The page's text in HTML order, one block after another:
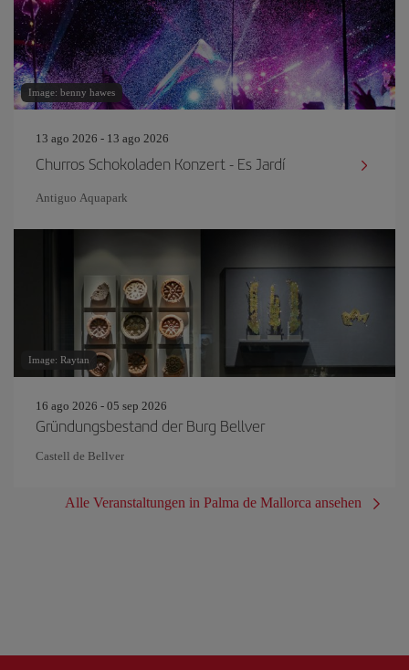
Image: benny hawes
13 ago 2026 - 13 ago 2026
Churros Schokoladen Konzert - Es Jardí
Antiguo Aquapark
Image: Raytan
16 ago 2026 - 05 sep 2026
Gründungsbestand der Burg Bellver
Castell de Bellver
Alle Veranstaltungen in Palma de Mallorca ansehen